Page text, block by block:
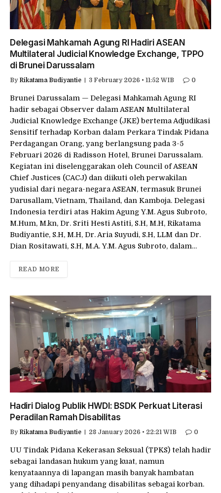
Delegasi Mahkamah Agung RI Hadiri ASEAN
Multilateral Judicial Knowledge Exchange, TPPO
di Brunei Darussalam
By Rikatama Budiyantie 3 February 2026 • 11:52 WIB 0
Brunei Darussalam — Delegasi Mahkamah Agung RI
hadir sebagai Observer dalam ASEAN Multilateral
Judicial Knowledge Exchange (JKE) bertema Adjudikasi
Sensitif terhadap Korban dalam Perkara Tindak Pidana
Perdagangan Orang, yang berlangsung pada 3-5
Februari 2026 di Radisson Hotel, Brunei Darussalam.
Kegiatan ini diselenggarakan oleh Council of ASEAN
Chief Justices (CACJ) dan diikuti oleh perwakilan
yudisial dari negara-negara ASEAN, termasuk Brunei
Darusallam, Vietnam, Thailand, dan Kamboja. Delegasi
Indonesia terdiri atas Hakim Agung Y.M. Agus Subroto,
M.Hum, M.kn, Dr. Sriti Hesti Astiti, S.H, M.H, Rikatama
Budiyantie, S.H, M.H, Dr. Aria Suyudi, S.H, LLM dan Dr.
Dian Rositawati, S.H, M.A. Y.M. Agus Subroto, dalam…
READ MORE
Hadiri Dialog Publik HWDI: BSDK Perkuat Literasi
Peradilan Ramah Disabilitas
By Rikatama Budiyantie 28 January 2026 • 22:21 WIB 0
UU Tindak Pidana Kekerasan Seksual (TPKS) telah hadir
sebagai landasan hukum yang kuat, namun
kenyataannya di lapangan masih banyak hambatan
yang dihadapi penyandang disabilitas sebagai korban.